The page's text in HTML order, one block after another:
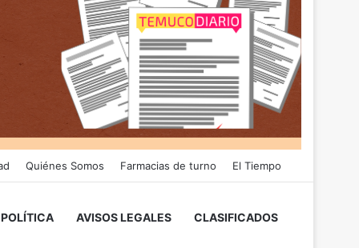
Quiénes Somos Farmacias de turno El Tiempo
POLÍTICA AVISOS LEGALES CLASIFICADOS